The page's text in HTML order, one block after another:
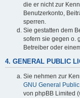
die er nicht zur
Benutzerkonto,
sperren.
Sie gestatten dem
sofern sie gegen o.
Betreiber oder
4. GENERAL PUBLIC
Sie nehmen zur
GNU General
von phpBB Limited